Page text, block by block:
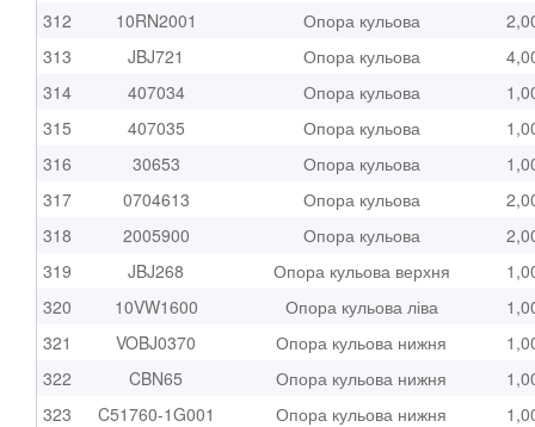
312
10RN2001 Опора кульова
313
JBJ721 Опора кульова
314
407034 Опора кульова
315
407035 Опора кульова
316
30653 Опора кульова
317
0704613 Опора кульова
318
2005900 Опора кульова
319
JBJ268 Опора кульова верхня
320
10VW1600 Опора кульова ліва
321
VOBJ0370 Опора кульова нижня
322
CBN65 Опора кульова нижня
323
C51760-1G001 Опора кульова нижня